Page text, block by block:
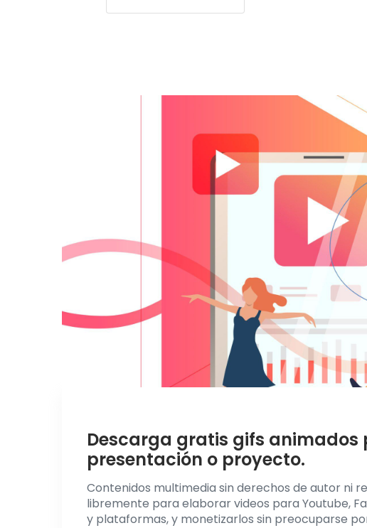
Descarga gratis gifs animados
presentación o proyecto.
Contenidos multimedia sin derechos de autor ni
libremente para elaborar videos para Youtube,
y plataformas, y monetizarlos sin preocuparse